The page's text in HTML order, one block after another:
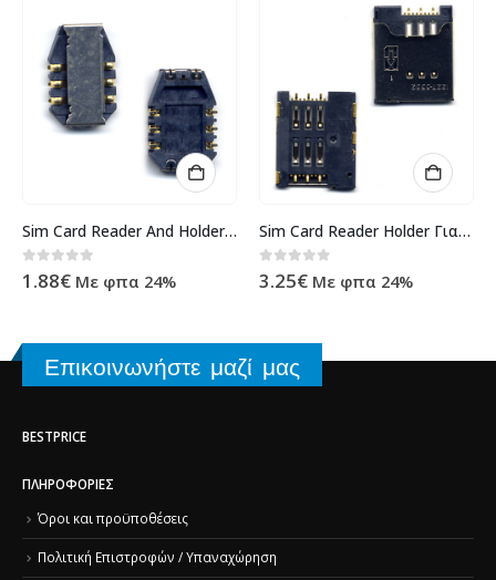
Sim Card Reader And Holder For SonyEricsson K800 – X8 – E15 OR
0 out of 5
1.88€ Με φπα 24%
Sim Card Reader Holder Για SonyEricsson Xperia Play-R800 OR
0out of 5
3.25€ Με φπα 24%
Επικοινωνήστε μαζί μας
BESTPRICE
ΠΛΗΡΟΦΟΡΊΕΣ
Όροι και προϋποθέσεις
Πολιτική Επιστροφών / Υπαναχώρηση